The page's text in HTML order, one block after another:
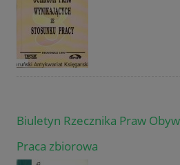
Biuletyn Rzecznika Praw
Praca zbiorowa